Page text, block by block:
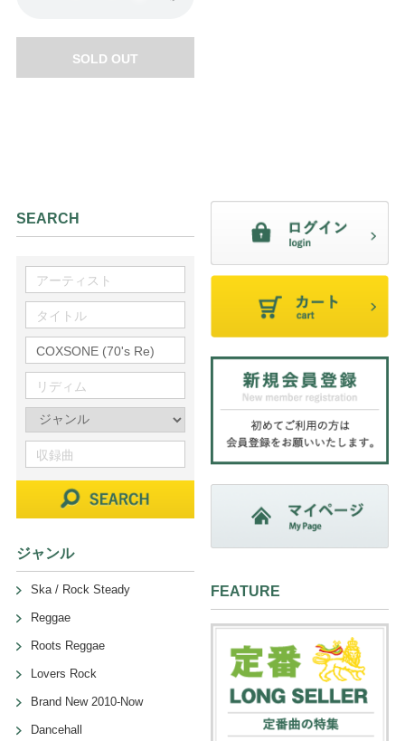
SOLD OUT
SEARCH
ジャンル
Ska / Rock Steady
Reggae
Roots Reggae
Lovers Rock
Brand New 2010-Now
Dancehall
FEATURE